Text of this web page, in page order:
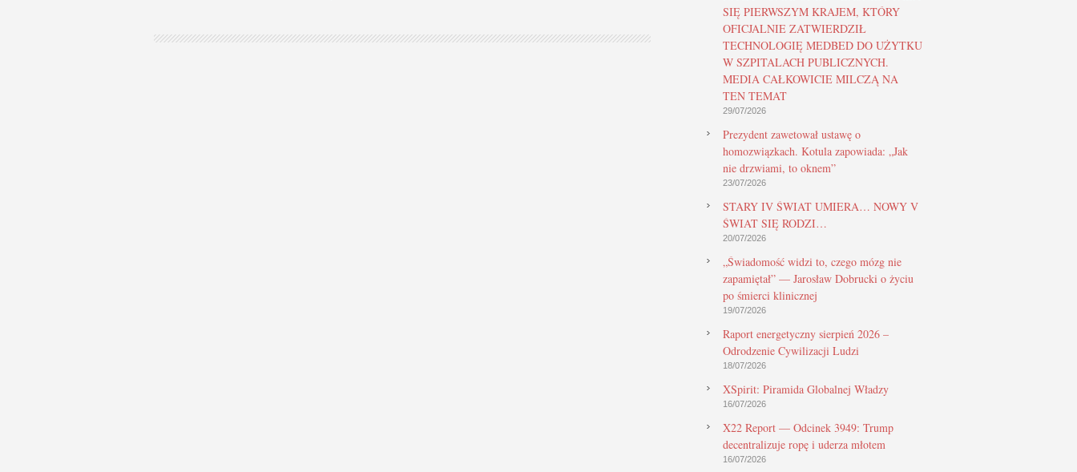
SIĘ PIERWSZYM KRAJEM, KTÓRY
OFICJALNIE ZATWIERDZIŁ
TECHNOLOGIĘ MEDBED DO UŻYTKU
W SZPITALACH PUBLICZNYCH.
MEDIA CAŁKOWICIE MILCZĄ NA
TEN TEMAT
29/07/2026
Prezydent zawetował ustawę o
homozwiązkach. Kotula zapowiada: „Jak
nie drzwiami, to oknem”
23/07/2026
STARY IV ŚWIAT UMIERA… NOWY V
ŚWIAT SIĘ RODZI…
20/07/2026
„Świadomość widzi to, czego mózg nie
zapamiętał” — Jarosław Dobrucki o życiu
po śmierci klinicznej
19/07/2026
Raport energetyczny sierpień 2026 –
Odrodzenie Cywilizacji Ludzi
18/07/2026
XSpirit: Piramida Globalnej Władzy
16/07/2026
X22 Report — Odcinek 3949: Trump
decentralizuje ropę i uderza młotem
16/07/2026